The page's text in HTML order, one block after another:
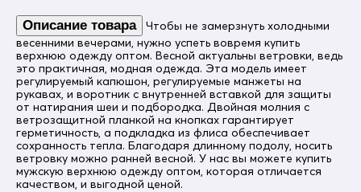
Софтшелл (softshell)
Материал подкладки
флис
Тип кармана
прорезной
Утеплитель
отсутствует
Рассчитан
от 0 до + 20 градусов
Описание товара
Чтобы не замерзнуть холодными
весенними вечерами, нужно успеть вовремя купить
верхнюю одежду оптом. Весной актуальны ветровки, ведь
это практичная, модная одежда. Эта модель имеет
регулируемый капюшон, регулируемые манжеты на
рукавах, и воротник с внутренней вставкой для защиты
от натирания шеи и подбородка. Двойная молния с
ветрозащитной планкой на кнопках гарантирует
герметичность, а подкладка из флиса обеспечивает
сохранность тепла. Благодаря длинному подолу, носить
ветровку можно ранней весной. У нас вы можете купить
мужскую верхнюю одежду оптом, которая отличается
качеством, и выгодной ценой.